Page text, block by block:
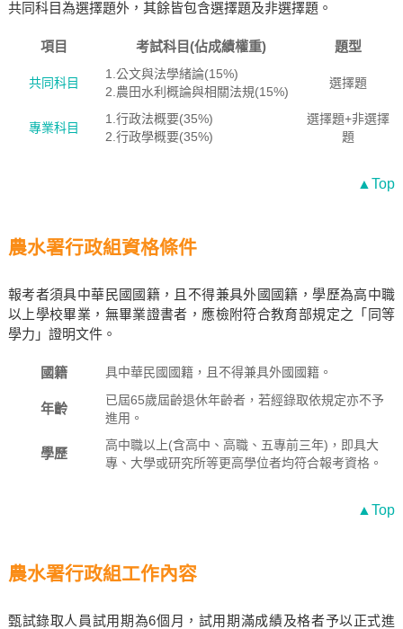
共同科目為選擇題外，其餘皆包含選擇題及非選擇題。
項目 考試科目(佔成績權重) 題型
共同科目
1.公文與法學緒論(15%)
2.農田水利概論與相關法規(15%)
選擇題
專業科目
1.行政法概要(35%)
2.行政學概要(35%)
選擇題+非選擇
題
▲Top
農水署行政組資格條件
報考者須具中華民國國籍，且不得兼具外國國籍，學歷為高中職
以上學校畢業，無畢業證書者，應檢附符合教育部規定之「同等
學力」證明文件。
國籍 具中華民國國籍，且不得兼具外國國籍。
年齡
已屆65歲屆齡退休年齡者，若經錄取依規定亦不予
進用。
學歷
高中職以上(含高中、高職、五專前三年)，即具大
專、大學或研究所等更高學位者均符合報考資格。
▲Top
農水署行政組工作內容
甄試錄取人員試用期為6個月，試用期滿成績及格者予以正式進